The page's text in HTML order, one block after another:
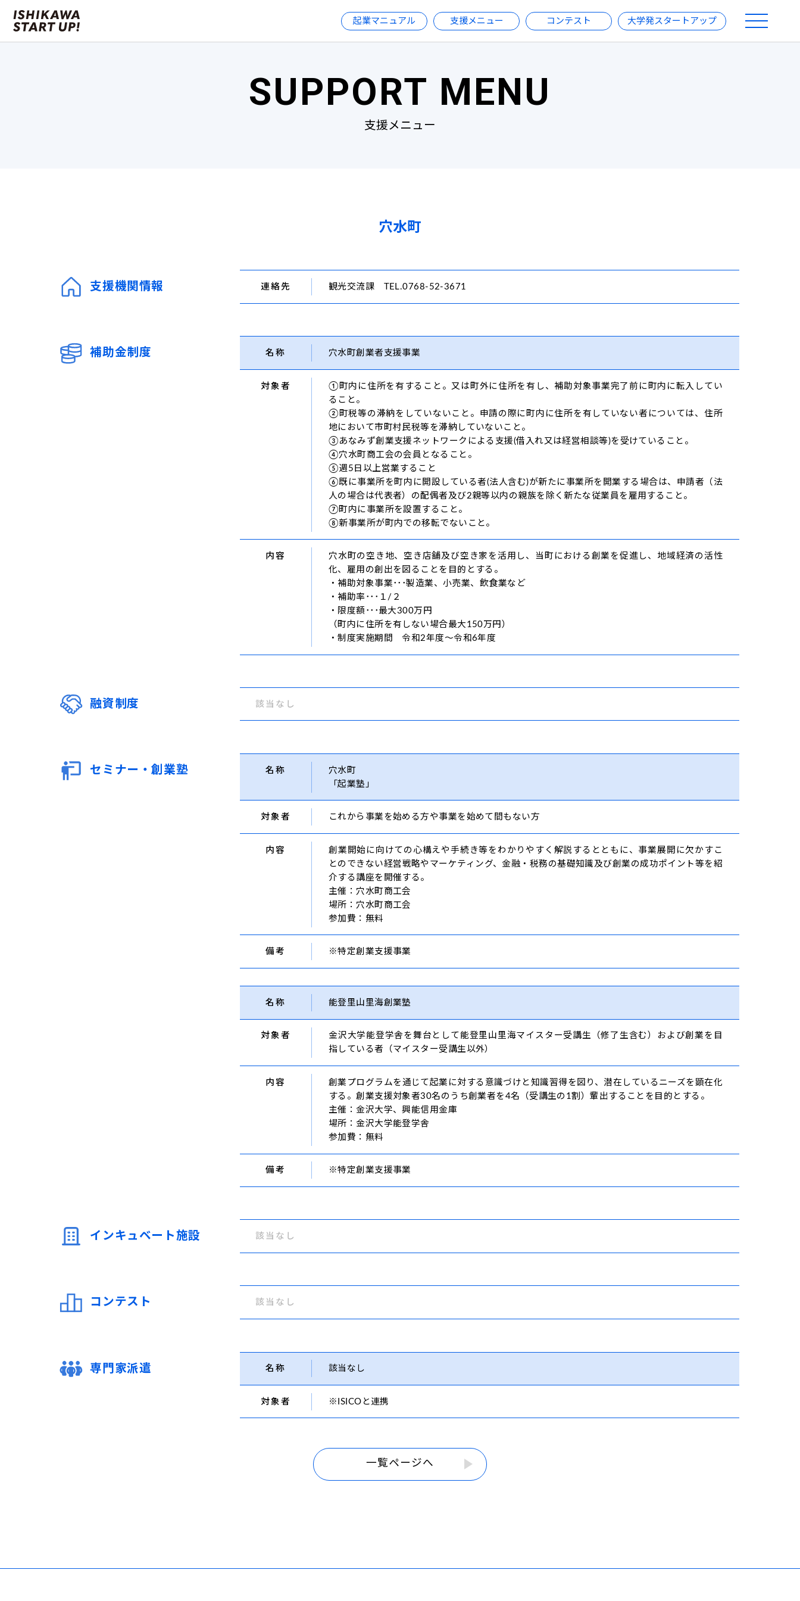
起業マニュアル 支援メニュー コンテスト 大学発スタートアップ
SUPPORT MENU
支援メニュー
穴水町
支援機関情報 連絡先 観光交流課 TEL.0768-52-3671
補助金制度 名称 穴水町創業者支援事業
対象者
①町内に住所を有すること。又は町外に住所を有し、補助対象事業完了前に町内に転入してい
ること。
②町税等の滞納をしていないこと。申請の際に町内に住所を有していない者については、住所
地において市町村民税等を滞納していないこと。
③あなみず創業支援ネットワークによる支援(借入れ又は経営相談等)を受けていること。
④穴水町商工会の会員となること。
⑤週5日以上営業すること
⑥既に事業所を町内に開設している者(法人含む)が新たに事業所を開業する場合は、申請者（法
人の場合は代表者）の配偶者及び2親等以内の親族を除く新たな従業員を雇用すること。
⑦町内に事業所を設置すること。
⑧新事業所が町内での移転でないこと。
内容
穴水町の空き地、空き店舗及び空き家を活用し、当町における創業を促進し、地域経済の活性
化、雇用の創出を図ることを目的とする。
・補助対象事業･･･製造業、小売業、飲食業など
・補助率･･･１/２
・限度額･･･最大300万円
（町内に住所を有しない場合最大150万円）
・制度実施期間 令和2年度～令和6年度
融資制度 該当なし
セミナー・創業塾 名称
穴水町
「起業塾」
対象者 これから事業を始める方や事業を始めて間もない方
内容
創業開始に向けての心構えや手続き等をわかりやすく解説するとともに、事業展開に欠かすこ
とのできない経営戦略やマーケティング、金融・税務の基礎知識及び創業の成功ポイント等を紹
介する講座を開催する。
主催：穴水町商工会
場所：穴水町商工会
参加費：無料
備考 ※特定創業支援事業
名称 能登里山里海創業塾
対象者
金沢大学能登学舎を舞台として能登里山里海マイスター受講生（修了生含む）および創業を目
指している者（マイスター受講生以外）
内容
創業プログラムを通じて起業に対する意識づけと知識習得を図り、潜在しているニーズを顕在化
する。創業支援対象者30名のうち創業者を4名（受講生の1割）輩出することを目的とする。
主催：金沢大学、興能信用金庫
場所：金沢大学能登学舎
参加費：無料
備考 ※特定創業支援事業
インキュベート施設 該当なし
コンテスト 該当なし
専門家派遣 名称 該当なし
対象者 ※ISICOと連携
一覧ページへ